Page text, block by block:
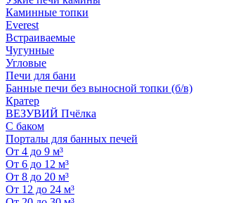
Каминные топки
Everest
Встраиваемые
Чугунные
Угловые
Печи для бани
Банные печи без выносной топки (б/в)
Кратер
ВЕЗУВИЙ Пчёлка
С баком
Порталы для банных печей
От 4 до 9 м³
От 6 до 12 м³
От 8 до 20 м³
От 12 до 24 м³